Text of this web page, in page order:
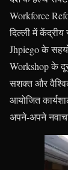
Workforce
दिल्ली में केंद्रीय
Jhpiego के
Workshop के
सशक्त और
आयोजित
अपने-अपने